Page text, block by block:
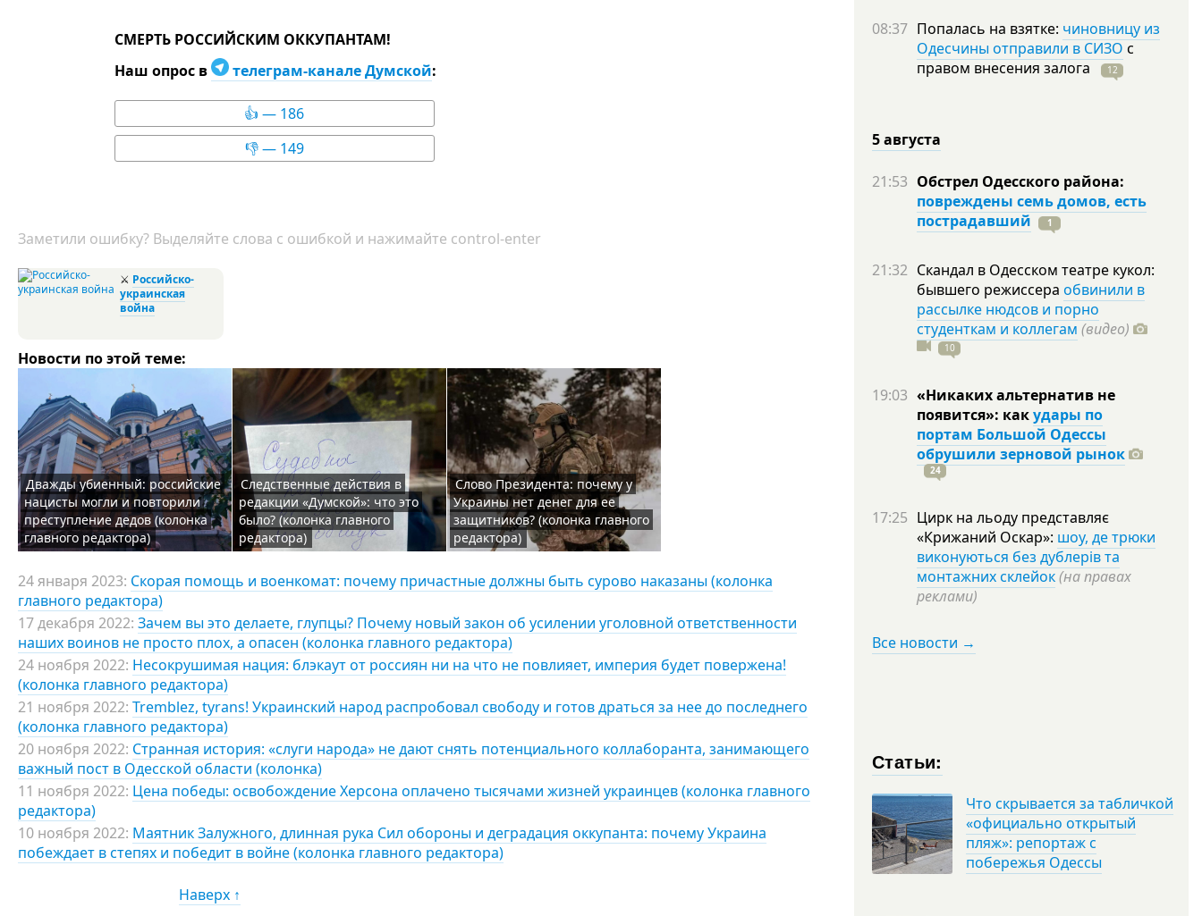
СМЕРТЬ РОССИЙСКИМ ОККУПАНТАМ!
Наш опрос в
телеграм-канале Думской:
👍 — 186
👎 — 149
Заметили ошибку? Выделяйте слова с ошибкой и нажимайте control-enter
⚔ Российско-
украинская
война
Новости по этой теме:
Дважды убиенный: российские
нацисты могли и повторили
преступление дедов (колонка
главного редактора)
Следственные действия в
редакции «Думской»: что это
было? (колонка главного
редактора)
Слово Президента: почему у
Украины нет денег для ее
защитников? (колонка главного
редактора)
24 января 2023: Скорая помощь и военкомат: почему причастные должны быть сурово наказаны (колонка
главного редактора)
17 декабря 2022: Зачем вы это делаете, глупцы? Почему новый закон об усилении уголовной ответственности
наших воинов не просто плох, а опасен (колонка главного редактора)
24 ноября 2022: Несокрушимая нация: блэкаут от россиян ни на что не повлияет, империя будет повержена!
(колонка главного редактора)
21 ноября 2022: Tremblez, tyrans! Украинский народ распробовал свободу и готов драться за нее до последнего
(колонка главного редактора)
20 ноября 2022: Странная история: «слуги народа» не дают снять потенциального коллаборанта, занимающего
важный пост в Одесской области (колонка)
11 ноября 2022: Цена победы: освобождение Херсона оплачено тысячами жизней украинцев (колонка главного
редактора)
10 ноября 2022: Маятник Залужного, длинная рука Сил обороны и деградация оккупанта: почему Украина
побеждает в степях и победит в войне (колонка главного редактора)
Наверх ↑
08:37 Попалась на взятке: чиновницу из
Одесчины отправили в СИЗО с
правом внесения залога
12
5 августа
21:53 Обстрел Одесского района:
повреждены семь домов, есть
пострадавший
1
21:32 Скандал в Одесском театре кукол:
бывшего режиссера обвинили в
рассылке нюдсов и порно
студенткам и коллегам (видео)
10
19:03 «Никаких альтернатив не
появится»: какудары по
портам Большой Одессы
обрушили зерновой рынок
24
17:25 Цирк на льоду представляє
«Крижаний Оскар»: шоу, де трюки
виконуються без дублерів та
монтажних склейок(на правах
реклами)
Все новости →
Статьи:
Что скрывается за табличкой
«официально открытый
пляж»: репортаж с
побережья Одессы